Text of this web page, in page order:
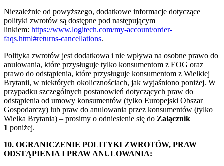
Niezależnie od powyższego, dodatkowe informacje dotyczące
polityki zwrotów są dostępne pod następującym
linkiem: https://www.logitech.com/my-account/order-
faqs.html#returns-cancellations.
Polityka zwrotów jest dodatkowa i nie wpływa na osobne prawo do
anulowania, które przysługuje tylko konsumentom z EOG oraz
prawo do odstąpienia, które przysługuje konsumentom z Wielkiej
Brytanii, w niektórych okolicznościach, jak wyjaśniono poniżej. W
przypadku szczególnych postanowień dotyczących praw do
odstąpienia od umowy konsumentów (tylko Europejski Obszar
Gospodarczy) lub praw do anulowania przez konsumentów (tylko
Wielka Brytania) – prosimy o odniesienie się do Załącznik
1 poniżej.
10. OGRANICZENIE POLITYKI ZWROTÓW, PRAW
ODSTĄPIENIA I PRAW ANULOWANIA: